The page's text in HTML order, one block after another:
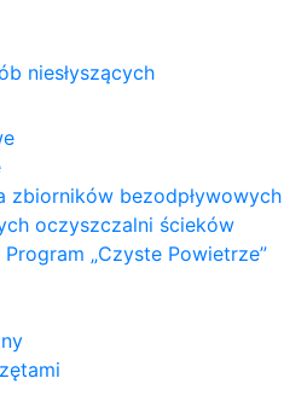
niesłyszących
zbiorników bezodpływowych
oczyszczalni ścieków
„Czyste Powietrze”